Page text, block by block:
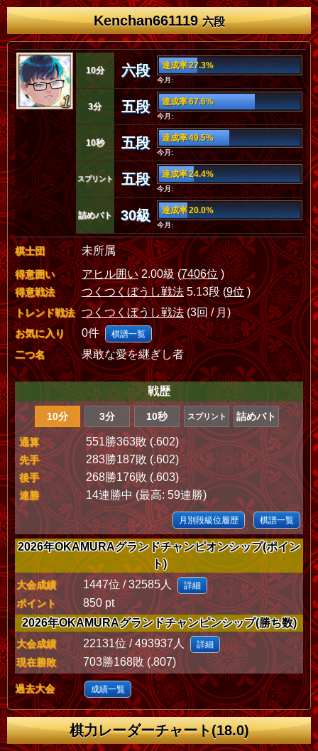
Kenchan661119六段
10分 六段 達成率 27.3%
今月:
3分 五段 達成率 67.6%
今月:
10秒 五段 達成率 49.5%
今月:
スプリント 五段 達成率 24.4%
今月:
詰めバト 30級 達成率 20.0%
今月:
棋士団 未所属
得意囲い アヒル囲い2.00級 (7406位)
得意戦法 つくつくぼうし戦法5.13段 (9位 )
トレンド戦法 つくつくぼうし戦法(3回 / 月)
お気に入り 0件 棋譜一覧
二つ名 果敢な愛を継ぎし者
戦歴
10分 3分 10秒 スプリント 詰めバト
通算 551勝363敗 (.602)
先手 283勝187敗 (.602)
後手 268勝176敗 (.603)
連勝 14連勝中 (最高: 59連勝)
月別段級位履歴 棋譜一覧
2026年OKAMURAグランドチャンピオンシップ(ポイン
ト)
大会成績 1447位 / 32585人 詳細
ポイント
850 pt
2026年OKAMURAグランドチャンピンシップ(勝ち数)
大会成績 22131位 / 493937人 詳細
現在勝敗 703勝168敗 (.807)
過去大会 成績一覧
棋力レーダーチャート(18.0)